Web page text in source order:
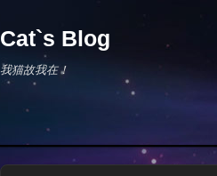
Cat`s Blog
我猫故我在！